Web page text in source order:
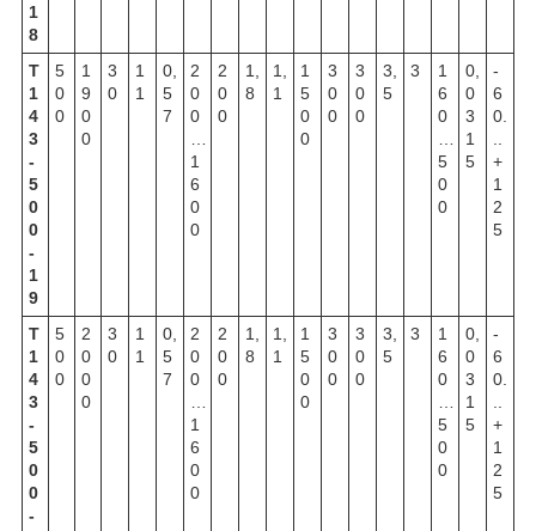
1
8
Т
1
4
3
-
5
0
0
-
1
9
5
0
0
1
9
0
0
3
0
1
1
0,
5
7
2
0
0
1
6
0
0
2
0
0
1,
8
1,
1
1
5
0
0
3
0
0
3
0
0
3,
5
3
1
6
0
5
0
0
0,
0
3
1
5
-
6
0.
+
1
2
5
Т
1
4
3
-
5
0
0
-
5
0
0
2
0
0
0
3
0
1
1
0,
5
7
2
0
0
1
6
0
0
2
0
0
1,
8
1,
1
1
5
0
0
3
0
0
3
0
0
3,
5
3
1
6
0
5
0
0
0,
0
3
1
5
-
6
0.
+
1
2
5